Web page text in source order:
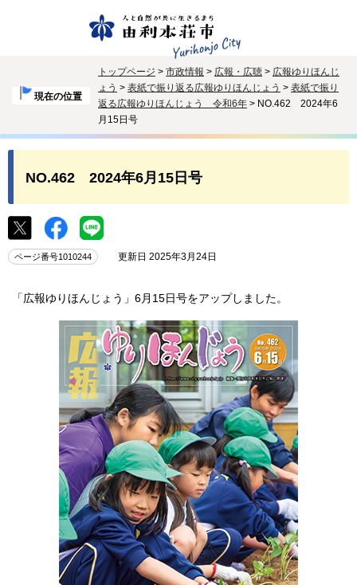
現在の位置
トップページ > 市政情報 > 広報・広聴 > 広報ゆりほんじ
ょう > 表紙で振り返る広報ゆりほんじょう > 表紙で振り
返る広報ゆりほんじょう 令和6年 > NO.462 2024年6
月15日号
NO.462 2024年6月15日号
ページ番号1010244 更新日 2025年3月24日
「広報ゆりほんじょう」6月15日号をアップしました。